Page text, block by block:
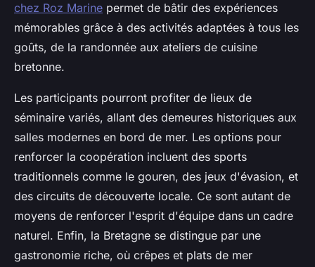
chez Roz Marine permet de bâtir des expériences
mémorables grâce à des activités adaptées à tous les
goûts, de la randonnée aux ateliers de cuisine
bretonne.
Les participants pourront profiter de lieux de
séminaire variés, allant des demeures historiques aux
salles modernes en bord de mer. Les options pour
renforcer la coopération incluent des sports
traditionnels comme le gouren, des jeux d'évasion, et
des circuits de découverte locale. Ce sont autant de
moyens de renforcer l'esprit d'équipe dans un cadre
naturel. Enfin, la Bretagne se distingue par une
gastronomie riche, où crêpes et plats de mer